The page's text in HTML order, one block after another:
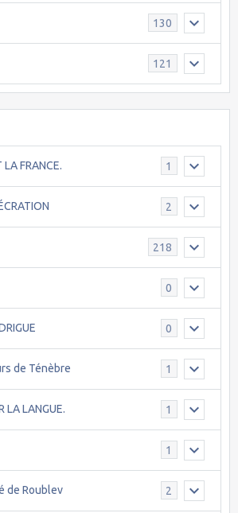
130
121
LA FRANCE. 1
2
218
0
0
de Ténèbre 1
LA LANGUE. 1
1
de Roublev 2